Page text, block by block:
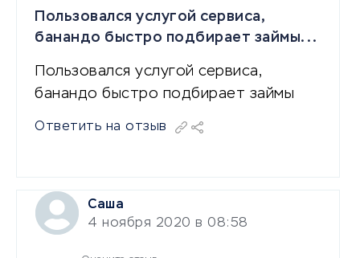
Пользовался услугой сервиса,
банандо быстро подбирает займы...
Пользовался услугой сервиса,
банандо быстро подбирает займы
Ответить на отзыв
Саша
4 ноября 2020 в 08:58